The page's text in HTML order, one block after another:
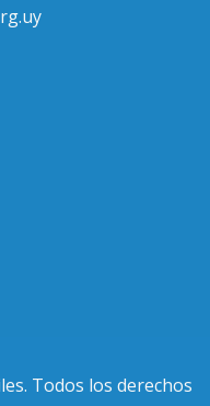
Todos los derechos